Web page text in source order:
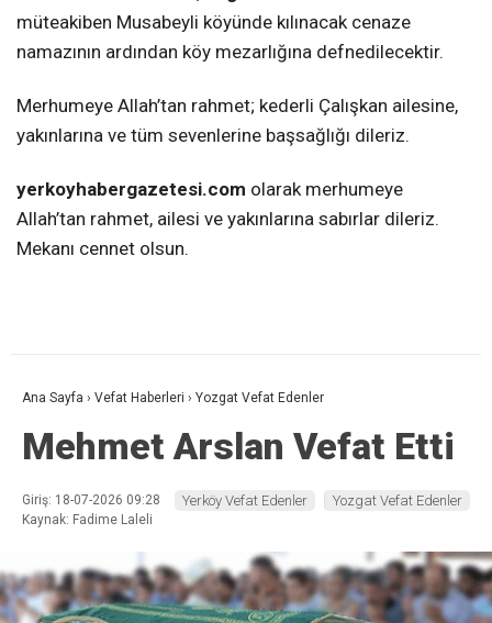
müteakiben Musabeyli köyünde kılınacak cenaze
namazının ardından köy mezarlığına defnedilecektir.
Merhumeye Allah’tan rahmet; kederli Çalışkan ailesine,
yakınlarına ve tüm sevenlerine başsağlığı dileriz.
yerkoyhabergazetesi.com olarak merhumeye
Allah’tan rahmet, ailesi ve yakınlarına sabırlar dileriz.
Mekanı cennet olsun.
Ana Sayfa › Vefat Haberleri › Yozgat Vefat Edenler
Mehmet Arslan Vefat Etti
Giriş: 18-07-2026 09:28
Kaynak: Fadime Laleli
Yerköy Vefat Edenler Yozgat Vefat Edenler